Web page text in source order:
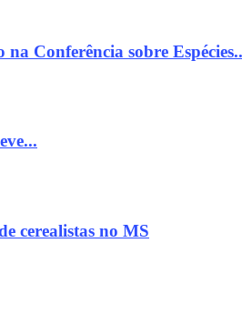
Conferência sobre
cerealistas no MS